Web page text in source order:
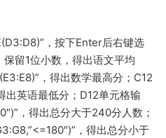
，按下Enter后右键选
留1位小数，得出语文平均
，得出数学最高分；C12
出英语最低分；D12单元格输
，得出总分大于240分人数；
，得出总分小于